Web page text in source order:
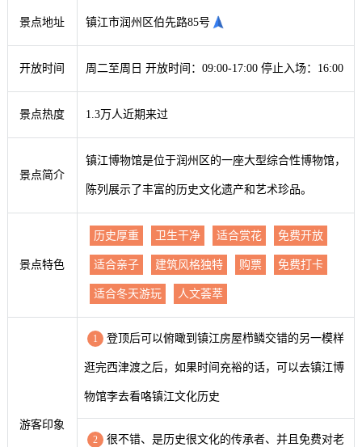
景点地址 镇江市润州区伯先路85号
开放时间 周二至周日 开放时间：09:00-17:00 停止入场：16:00
景点热度 1.3万人近期来过
景点简介
镇江博物馆是位于润州区的一座大型综合性博物馆，
陈列展示了丰富的历史文化遗产和艺术珍品。
景点特色
历史厚重 卫生干净 适合赏花 免费开放
适合亲子 建筑风格独特 购票 免费打卡
适合冬天游玩 人文荟萃
游客印象
1 登顶后可以俯瞰到镇江房屋栉鳞交错的另一模样
逛完西津渡之后，如果时间充裕的话，可以去镇江博
物馆李去看咯镇江文化历史
2 很不错、是历史很文化的传承者、并且免费对老